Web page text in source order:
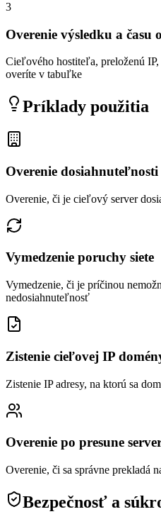
3
Overenie výsledku a času
Cieľového hostiteľa, preloženú IP,
overíte v tabuľke
Príklady použitia
Overenie
Overenie, či je cieľový server
Vymedzenie poruchy siete
Vymedzenie, či je príčinou
nedosiahnuteľnosť
Zistenie cieľovej IP
Zistenie IP adresy, na ktorú sa
Overenie po presune
Overenie, či sa správne prekladá
Bezpečnosť a